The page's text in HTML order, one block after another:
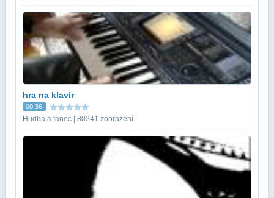
hra na klavir
00:36
Hudba a tanec | 80241 zobrazení